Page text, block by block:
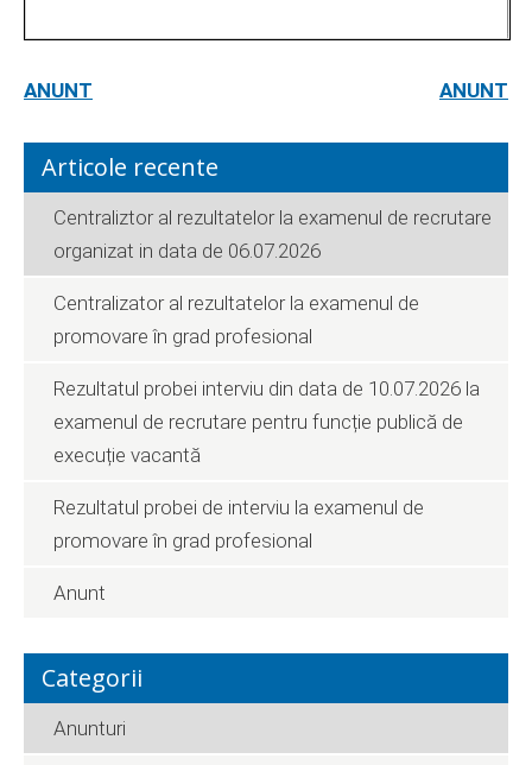
ANUNT ANUNT
Articole recente
Centraliztor al rezultatelor la examenul de recrutare
organizat in data de 06.07.2026
Centralizator al rezultatelor la examenul de
promovare în grad profesional
Rezultatul probei interviu din data de 10.07.2026 la
examenul de recrutare pentru funcție publică de
execuție vacantă
Rezultatul probei de interviu la examenul de
promovare în grad profesional
Anunt
Categorii
Anunturi